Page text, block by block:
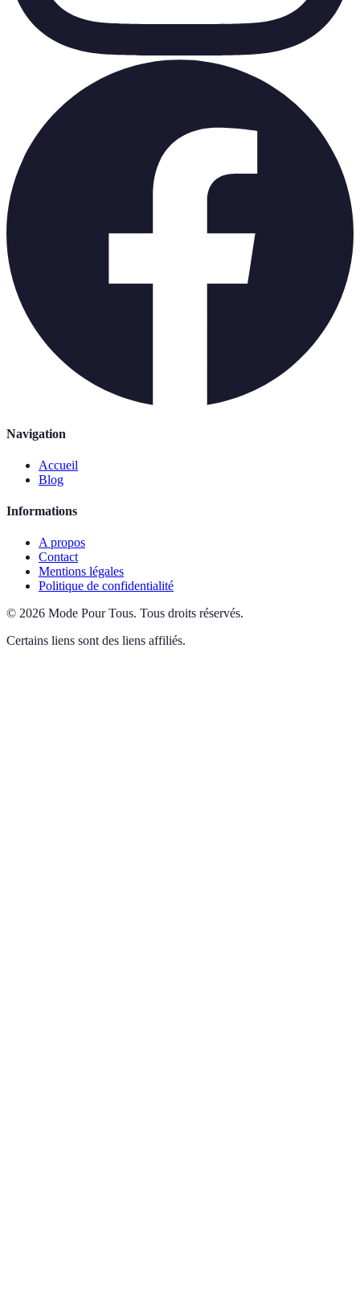
Navigation
Accueil
Blog
Informations
A propos
Contact
Mentions légales
Politique de confidentialité
© 2026 Mode Pour Tous. Tous droits réservés.
Certains liens sont des liens affiliés.